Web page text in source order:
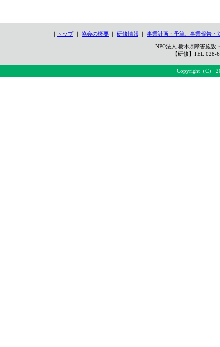
｜ トップ｜ 協会の概要 ｜ 研修情報 ｜ 事業計画・予算、事業報告・
NPO法人 栃木県障害施
【研修】TEL
Copyright（C）